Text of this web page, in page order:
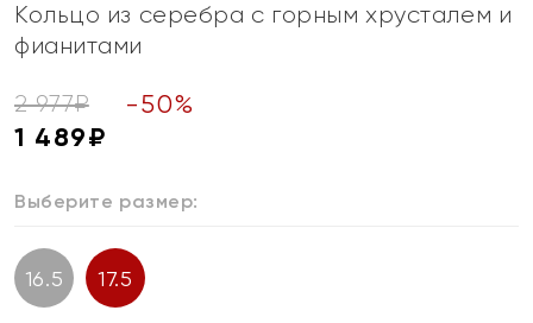
Кольцо из серебра с горным хрусталем и
фианитами
2 977₽ -50%
1 489₽
Выберите размер:
16.5 17.5